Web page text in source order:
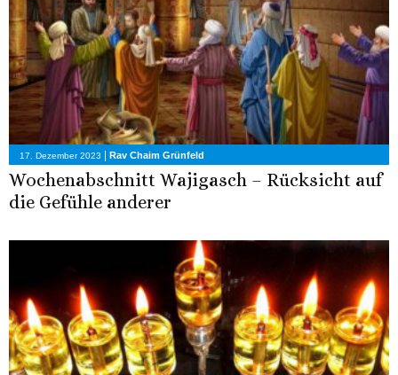
17. Dezember 2023 Rav Chaim Grünfeld
Wochenabschnitt Wajigasch – Rücksicht auf
die Gefühle anderer